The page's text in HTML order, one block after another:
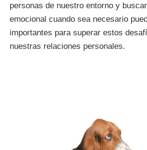
personas de nuestro entorno y
emocional cuando sea necesario
importantes para superar estos
nuestras relaciones personales.